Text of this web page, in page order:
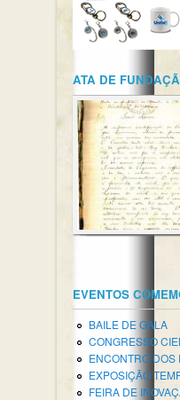
ATA DE
EVENTOS
BAILE DE GALA
CONGRESSO
ENCONTRO
EXPOSIÇÃO
FEIRA DE